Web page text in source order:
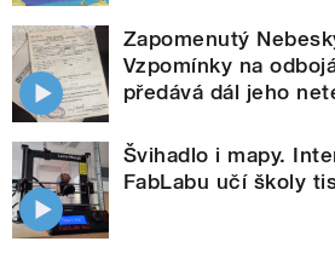
Zapomenutý
Vzpomínky na
předává dál jeho
Švihadlo i mapy.
FabLabu učí školy